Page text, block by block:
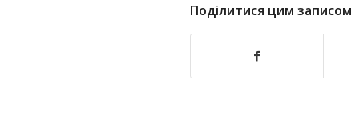
Поділитися цим записом